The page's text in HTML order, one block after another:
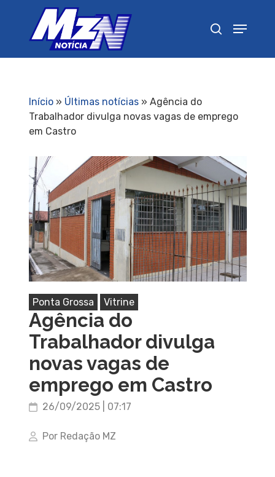
Início» Últimas notícias» Agência do
Trabalhador divulga novas vagas de emprego
em Castro
Ponta Grossa Vitrine
Agência do
Trabalhador divulga
novas vagas de
emprego em Castro
26/09/2025 | 07:17
Por Redação MZ